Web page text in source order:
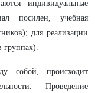
индивидуальные
посилен, учебная
для реализации
группах).
собой, происходит
Проведение